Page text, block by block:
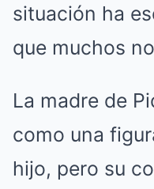
situación ha
que muchos
La madre de
como una
hijo, pero su